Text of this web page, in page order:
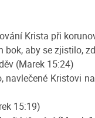
Krista při
aby se zjistilo,
(Marek 15:24)
navlečené Kristovi
15:19)